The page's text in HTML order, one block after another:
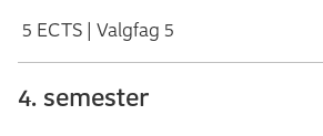
5 ECTS | Valgfag 5
4. semester